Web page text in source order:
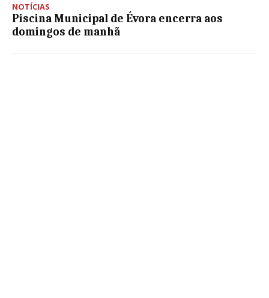
NOTÍCIAS
Piscina Municipal de Évora encerra aos
domingos de manhã